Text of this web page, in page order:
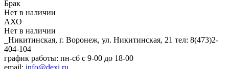
Брак
Нет в наличии
АХО
Нет в наличии
_Никитинская, г. Воронеж, ул. Никитинская, 21 тел: 8(473)2-
404-104
график работы: пн-сб с 9-00 до 18-00